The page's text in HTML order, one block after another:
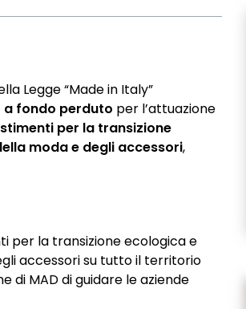
Legge “Made in Italy”
a fondo perduto per l’attuazione
per la transizione
moda e degli accessori,
per la transizione ecologica e
accessori su tutto il territorio
di MAD di guidare le aziende